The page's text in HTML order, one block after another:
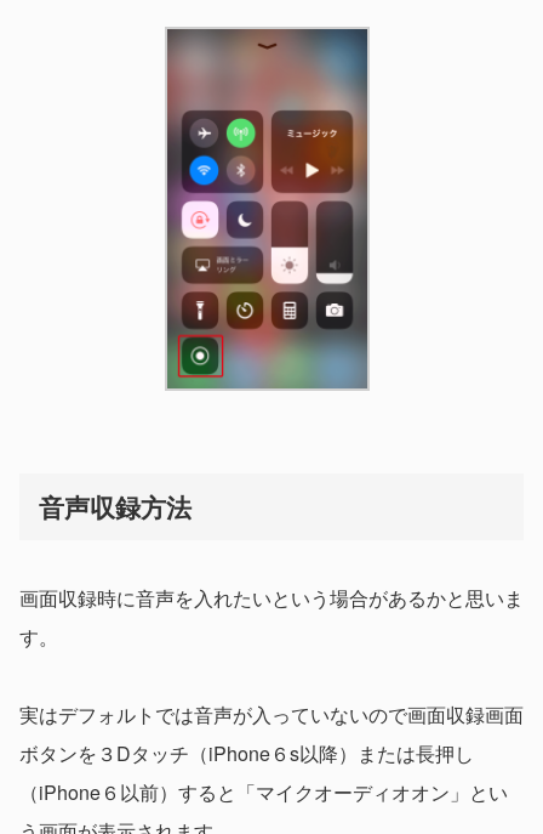
音声収録方法
画面収録時に音声を入れたいという場合があるかと思いま
す。
実はデフォルトでは音声が入っていないので画面収録画面
ボタンを３Dタッチ（iPhone６s以降）または長押し
（iPhone６以前）すると「マイクオーディオオン」とい